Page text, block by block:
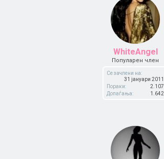
WhiteAngel
Популарен член
Се зачлени на:
31 јануари 2011
Пораки:
2.107
Допаѓања:
1.642